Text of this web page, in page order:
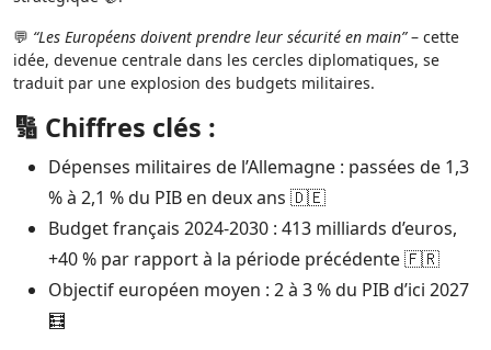
💬 “Les Européens doivent prendre leur sécurité en main”– cette
idée, devenue centrale dans les cercles diplomatiques, se
traduit par une explosion des budgets militaires.
🔢 Chiffres clés :
Dépenses militaires de l’Allemagne : passées de 1,3
% à 2,1 % du PIB en deux ans 🇩🇪
Budget français 2024-2030 : 413 milliards d’euros,
+40 % par rapport à la période précédente 🇫🇷
Objectif européen moyen : 2 à 3 % du PIB d’ici 2027
🧮